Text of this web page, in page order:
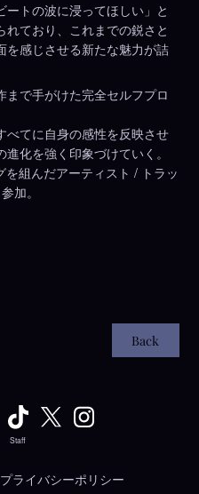
ートの波に浸ってほしい」と
ており、これまでの鋭さと
を感じさせる新たな魅力が詰
で手がけた完全セルフプロ
べてに自身の感性を反映させ
化を強く印象づけていく。
組んだアーティスト / トラッ
加。
back
Staff
プライバシーポリシー